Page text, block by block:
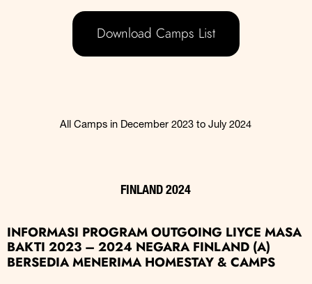
Download Camps List
All Camps in December 2023 to July 2024
FINLAND 2024
INFORMASI PROGRAM OUTGOING LIYCE MASA
BAKTI 2023 – 2024 NEGARA FINLAND (A)
BERSEDIA MENERIMA HOMESTAY & CAMPS